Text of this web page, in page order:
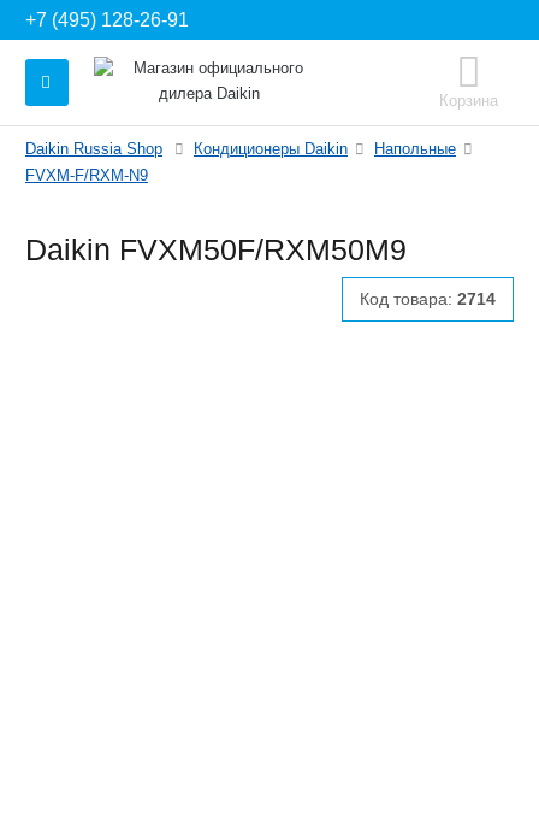
+7 (495) 128-26-91
Корзина
Daikin Russia Shop Кондиционеры Daikin
Напольные
FVXM-F/RXM-N9
Daikin FVXM50F/RXM50M9
Код товара: 2714